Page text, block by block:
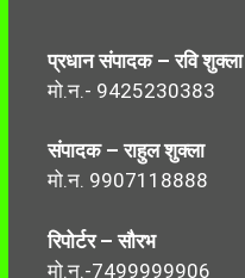
प्रधान संपादक – रवि शुक्ला
मो.न.- 9425230383
संपादक – राहुल शुक्ला
मो.न. 9907118888
रिपोर्टर – सौरभ
मो.न.-7499999906